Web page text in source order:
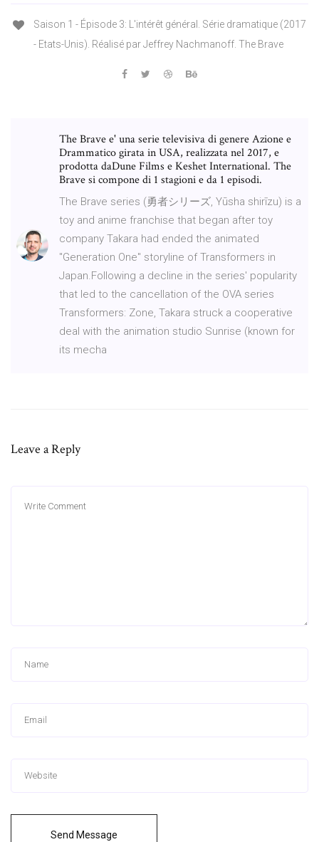
Saison 1 - Épisode 3: L'intérêt général. Série dramatique (2017
- Etats-Unis). Réalisé par Jeffrey Nachmanoff. The Brave
The Brave e' una serie televisiva di genere Azione e
Drammatico girata in USA, realizzata nel 2017, e
prodotta daDune Films e Keshet International. The
Brave si compone di 1 stagioni e da 1 episodi.
The Brave series (勇者シリーズ, Yūsha shirīzu) is a
toy and anime franchise that began after toy
company Takara had ended the animated
"Generation One" storyline of Transformers in
Japan.Following a decline in the series' popularity
that led to the cancellation of the OVA series
Transformers: Zone, Takara struck a cooperative
deal with the animation studio Sunrise (known for
its mecha
Leave a Reply
Send Message